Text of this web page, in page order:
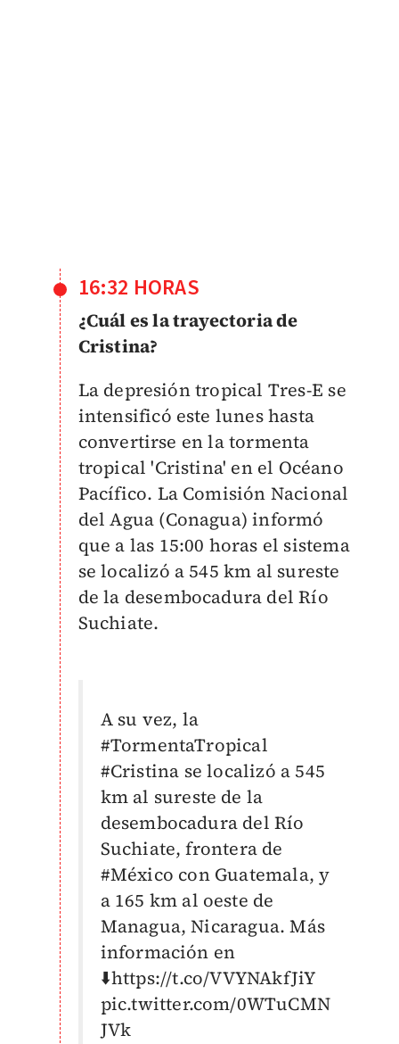
16:32 HORAS
¿Cuál es la trayectoria de
Cristina?
La depresión tropical Tres-E se
intensificó este lunes hasta
convertirse en la tormenta
tropical 'Cristina' en el Océano
Pacífico. La Comisión Nacional
del Agua (Conagua) informó
que a las 15:00 horas el sistema
se localizó a 545 km al sureste
de la desembocadura del Río
Suchiate.
A su vez, la
#TormentaTropical
#Cristina se localizó a 545
km al sureste de la
desembocadura del Río
Suchiate, frontera de
#México con Guatemala, y
a 165 km al oeste de
Managua, Nicaragua. Más
información en
⬇️https://t.co/VVYNAkfJiY
pic.twitter.com/0WTuCMN
JVk